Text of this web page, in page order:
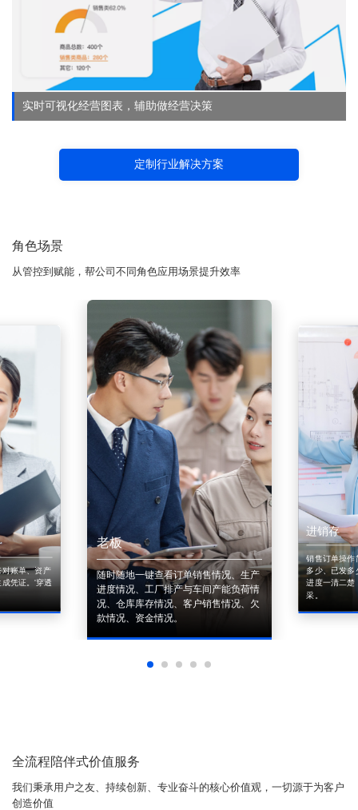
实时可视化经营图表，辅助做经营决策
定制行业解决方案
角色场景
从管控到赋能，帮公司不同角色应用场景提升效率
账单、资产
凭证。'穿透
老板
随时随地一键查看订单销售情况、生产
进度情况、工厂排产与车间产能负荷情
况、仓库库存情况、客户销售情况、欠
款情况、资金情况。
进销存
销售订单操作
多少、已发多
进度一清二楚
采。
全流程陪伴式价值服务
我们秉承用户之友、持续创新、专业奋斗的核心价值观，一切源于为客户
创造价值